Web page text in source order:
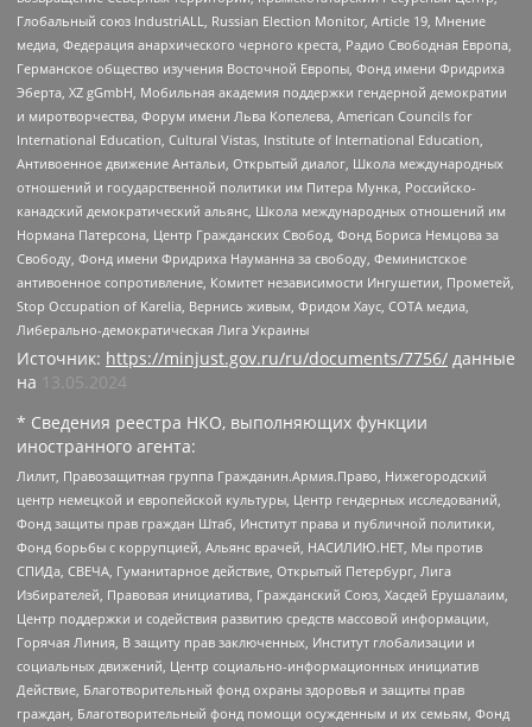
Глобальный союз IndustriALL, Russian Election Monitor, Article 19, Мнение
медиа, Федерация анархического черного креста, Радио Свободная Европа,
Германское общество изучения Восточной Европы, Фонд имени Фридриха
Эберта, XZ gGmbH, Мобильная академия поддержки гендерной демократии
и миротворчества, Форум имени Льва Копелева, American Councils for
International Education, Cultural Vistas, Institute of International Education,
Антивоенное движение Антальи, Открытый диалог, Школа международных
отношений и государственной политики им Питера Мунка, Российско-
канадский демократический альянс, Школа международных отношений им
Нормана Патерсона, Центр Гражданских Свобод, Фонд Бориса Немцова за
Свободу, Фонд имени Фридриха Науманна за свободу, Феминистское
антивоенное сопротивление, Комитет независимости Ингушетии, Прометей,
Stop Occupation of Karelia, Вернись живым, Фридом Хаус, СОТА медиа,
Либерально-демократическая Лига Украины
Источник: https://minjust.gov.ru/ru/documents/7756/ данные
на
13.05.2024
* Сведения реестра НКО, выполняющих функции
иностранного агента:
Лилит, Правозащитная группа Гражданин.Армия.Право, Нижегородский
центр немецкой и европейской культуры, Центр гендерных исследований,
Фонд защиты прав граждан Штаб, Институт права и публичной политики,
Фонд борьбы с коррупцией, Альянс врачей, НАСИЛИЮ.НЕТ, Мы против
СПИДа, СВЕЧА, Гуманитарное действие, Открытый Петербург, Лига
Избирателей, Правовая инициатива, Гражданский Союз, Хасдей Ерушалаим,
Центр поддержки и содействия развитию средств массовой информации,
Горячая Линия, В защиту прав заключенных, Институт глобализации и
социальных движений, Центр социально-информационных инициатив
Действие, Благотворительный фонд охраны здоровья и защиты прав
граждан, Благотворительный фонд помощи осужденным и их семьям, Фонд